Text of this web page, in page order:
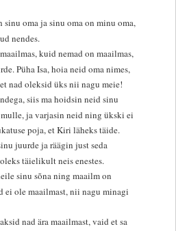
sinu oma ja sinu oma on minu oma,
nendes.
kuid nemad on maailmas,
Püha Isa, hoia neid oma nimes,
nad oleksid üks nii nagu meie!
siis ma hoidsin neid sinu
ja varjasin neid ning ükski ei
poja, et Kiri läheks täide.
juurde ja räägin just seda
täielikult neis enestes.
sinu sõna ning maailm on
ei ole maailmast, nii nagu minagi
nad ära maailmast, vaid et sa